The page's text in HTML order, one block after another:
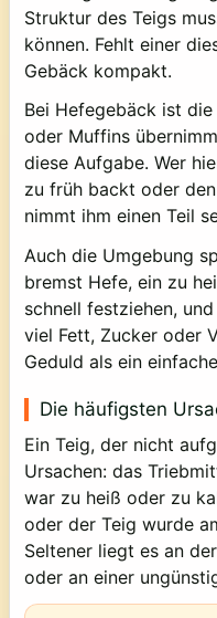
Struktur des Teigs
können. Fehlt einer
Gebäck kompakt.
Bei Hefegebäck ist
oder Muffins
diese Aufgabe. Wer
zu früh backt oder
nimmt ihm einen Teil
Auch die Umgebung
bremst Hefe, ein zu
schnell festziehen,
viel Fett, Zucker oder
Geduld als ein
Die häufigsten
Ein Teig, der nicht
Ursachen: das
war zu heiß oder zu
oder der Teig wurde
Seltener liegt es an
oder an einer